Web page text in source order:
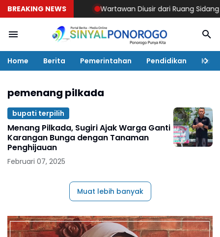
BREAKING NEWS Wartawan Diusir dari Ruang Sidang
Home Berita Pemerintahan Pendidikan
pemenang pilkada
bupati terpilih
Menang Pilkada, Sugiri Ajak Warga Ganti
Karangan Bunga dengan Tanaman
Penghijauan
Februari 07, 2025
Muat lebih banyak